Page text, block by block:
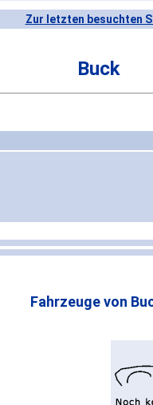
Zur letzten besuchten
Buck
Fahrzeuge von